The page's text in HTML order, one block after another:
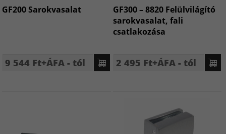
GF200 Sarokvasalat
9 544 Ft+ÁFA - tól
GF300 – 8820 Felülvilágító
sarokvasalat, fali
csatlakozása
2 495 Ft+ÁFA - tól